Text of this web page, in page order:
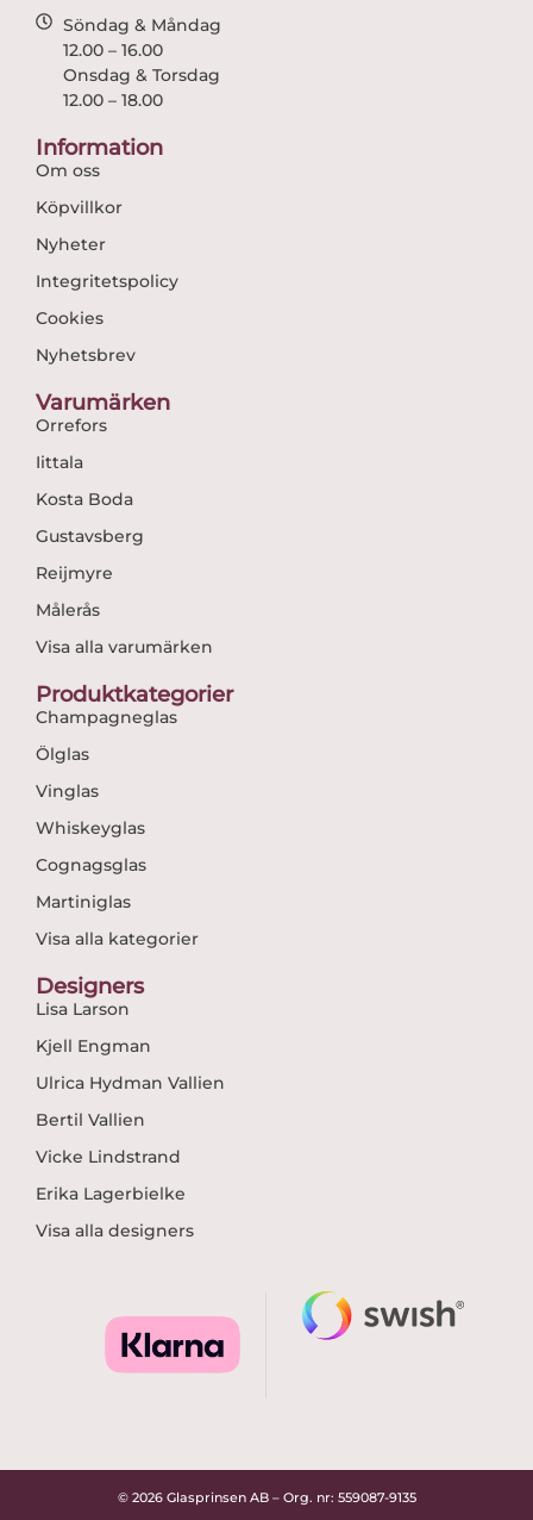
Söndag & Måndag
12.00 – 16.00
Onsdag & Torsdag
12.00 – 18.00
Information
Om oss
Köpvillkor
Nyheter
Integritetspolicy
Cookies
Nyhetsbrev
Varumärken
Orrefors
Iittala
Kosta Boda
Gustavsberg
Reijmyre
Målerås
Visa alla varumärken
Produktkategorier
Champagneglas
Ölglas
Vinglas
Whiskeyglas
Cognagsglas
Martiniglas
Visa alla kategorier
Designers
Lisa Larson
Kjell Engman
Ulrica Hydman Vallien
Bertil Vallien
Vicke Lindstrand
Erika Lagerbielke
Visa alla designers
© 2026 Glasprinsen AB – Org. nr: 559087-9135